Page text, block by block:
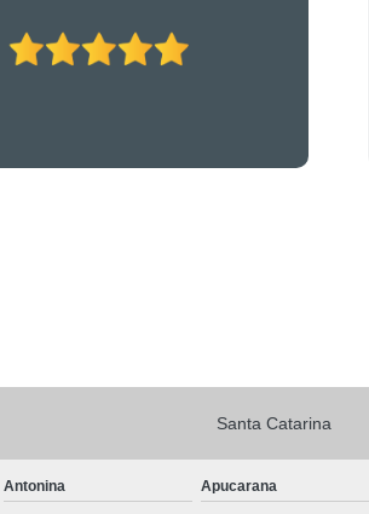
Santa Catarina
Antonina Apucarana